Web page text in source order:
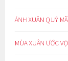
ÁNH XUÂN QUÝ
MÙA XUÂN ƯỚC